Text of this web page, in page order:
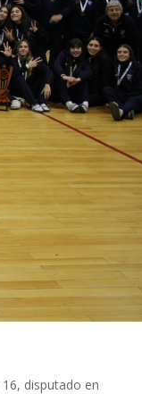
disputado en